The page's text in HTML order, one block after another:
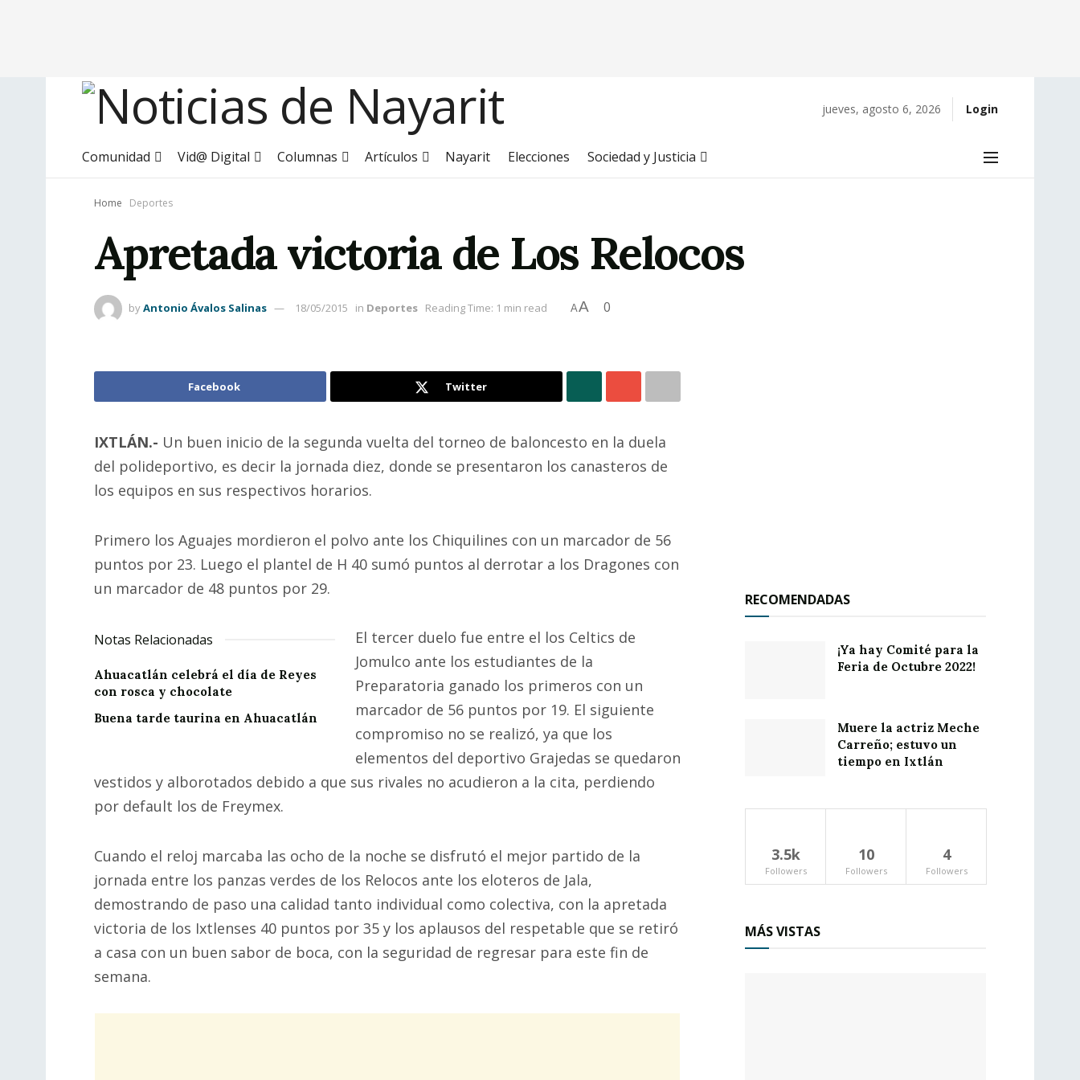
jueves, agosto 6, 2026 Login
Comunidad Vid@ Digital Columnas Artículos Nayarit Elecciones Sociedad y Justicia
Home Deportes
Apretada victoria de Los Relocos
byAntonio Ávalos Salinas 18/05/2015 in Deportes Reading Time: 1 min read AA 0
Facebook Twitter
IXTLÁN.- Un buen inicio de la segunda vuelta del torneo de baloncesto en la duela
del polideportivo, es decir la jornada diez, donde se presentaron los canasteros de
los equipos en sus respectivos horarios.
Primero los Aguajes mordieron el polvo ante los Chiquilines con un marcador de 56
puntos por 23. Luego el plantel de H 40 sumó puntos al derrotar a los Dragones con
un marcador de 48 puntos por 29.
Notas Relacionadas
Ahuacatlán celebrá el día de Reyes
con rosca y chocolate
Buena tarde taurina en Ahuacatlán
El tercer duelo fue entre el los Celtics de
Jomulco ante los estudiantes de la
Preparatoria ganado los primeros con un
marcador de 56 puntos por 19. El siguiente
compromiso no se realizó, ya que los
elementos del deportivo Grajedas se quedaron
vestidos y alborotados debido a que sus rivales no acudieron a la cita, perdiendo
por default los de Freymex.
Cuando el reloj marcaba las ocho de la noche se disfrutó el mejor partido de la
jornada entre los panzas verdes de los Relocos ante los eloteros de Jala,
demostrando de paso una calidad tanto individual como colectiva, con la apretada
victoria de los Ixtlenses 40 puntos por 35 y los aplausos del respetable que se retiró
a casa con un buen sabor de boca, con la seguridad de regresar para este fin de
semana.
RECOMENDADAS
¡Ya hay Comité para la
Feria de Octubre 2022!
Muere la actriz Meche
Carreño; estuvo un
tiempo en Ixtlán
3.5k
Followers
10
Followers
4
Followers
MÁS VISTAS